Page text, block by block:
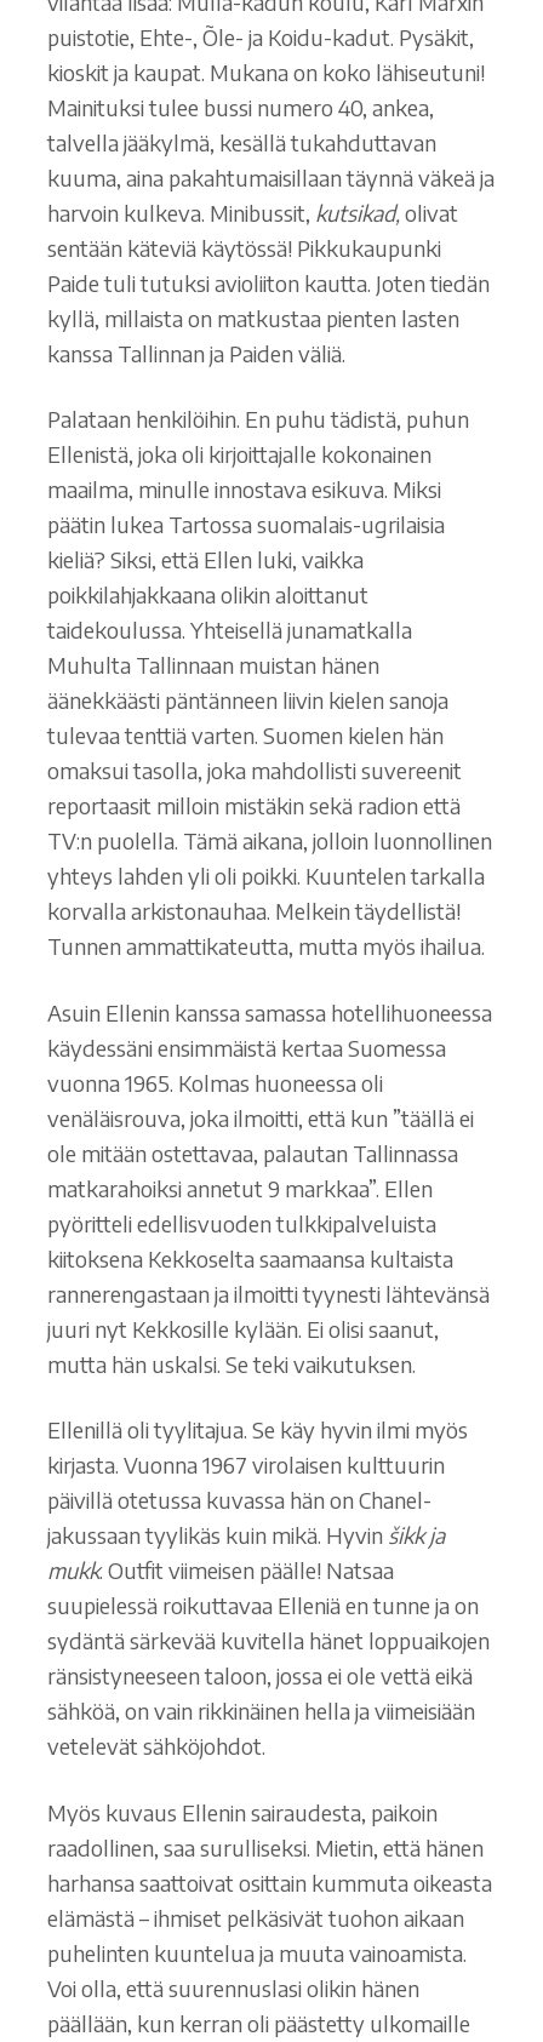
puistotie, Ehte-, Õle- ja Koidu-kadut. Pysäkit,
kioskit ja kaupat. Mukana on koko lähiseutuni!
Mainituksi tulee bussi numero 40, ankea,
talvella jääkylmä, kesällä tukahduttavan
kuuma, aina pakahtumaisillaan täynnä väkeä ja
harvoin kulkeva. Minibussit, kutsikad,olivat
sentään käteviä käytössä! Pikkukaupunki
Paide tuli tutuksi avioliiton kautta. Joten tiedän
kyllä, millaista on matkustaa pienten lasten
kanssa Tallinnan ja Paiden väliä.
Palataan henkilöihin. En puhu tädistä, puhun
Ellenistä, joka oli kirjoittajalle kokonainen
maailma, minulle innostava esikuva. Miksi
päätin lukea Tartossa suomalais-ugrilaisia
kieliä? Siksi, että Ellen luki, vaikka
poikkilahjakkaana olikin aloittanut
taidekoulussa. Yhteisellä junamatkalla
Muhulta Tallinnaan muistan hänen
äänekkäästi päntänneen liivin kielen sanoja
tulevaa tenttiä varten. Suomen kielen hän
omaksui tasolla, joka mahdollisti suvereenit
reportaasit milloin mistäkin sekä radion että
TV:n puolella. Tämä aikana, jolloin luonnollinen
yhteys lahden yli oli poikki. Kuuntelen tarkalla
korvalla arkistonauhaa. Melkein täydellistä!
Tunnen ammattikateutta, mutta myös ihailua.
Asuin Ellenin kanssa samassa hotellihuoneessa
käydessäni ensimmäistä kertaa Suomessa
vuonna 1965. Kolmas huoneessa oli
venäläisrouva, joka ilmoitti, että kun ”täällä ei
ole mitään ostettavaa, palautan Tallinnassa
matkarahoiksi annetut 9 markkaa”. Ellen
pyöritteli edellisvuoden tulkkipalveluista
kiitoksena Kekkoselta saamaansa kultaista
rannerengastaan ja ilmoitti tyynesti lähtevänsä
juuri nyt Kekkosille kylään. Ei olisi saanut,
mutta hän uskalsi. Se teki vaikutuksen.
Ellenillä oli tyylitajua. Se käy hyvin ilmi myös
kirjasta. Vuonna 1967 virolaisen kulttuurin
päivillä otetussa kuvassa hän on Chanel-
jakussaan tyylikäs kuin mikä. Hyvin šikk ja
mukk. Outfit viimeisen päälle! Natsaa
suupielessä roikuttavaa Elleniä en tunne ja on
sydäntä särkevää kuvitella hänet loppuaikojen
ränsistyneeseen taloon, jossa ei ole vettä eikä
sähköä, on vain rikkinäinen hella ja viimeisiään
vetelevät sähköjohdot.
Myös kuvaus Ellenin sairaudesta, paikoin
raadollinen, saa surulliseksi. Mietin, että hänen
harhansa saattoivat osittain kummuta oikeasta
elämästä – ihmiset pelkäsivät tuohon aikaan
puhelinten kuuntelua ja muuta vainoamista.
Voi olla, että suurennuslasi olikin hänen
päällään, kun kerran oli päästetty ulkomaille